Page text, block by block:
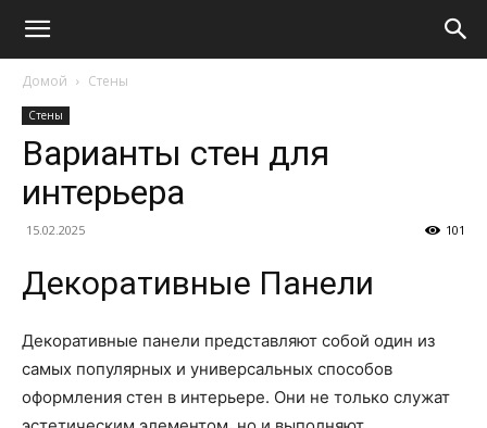
Домой Стены
Стены
Варианты стен для
интерьера
15.02.2025 101
Декоративные Панели
Декоративные панели представляют собой один из
самых популярных и универсальных способов
оформления стен в интерьере. Они не только служат